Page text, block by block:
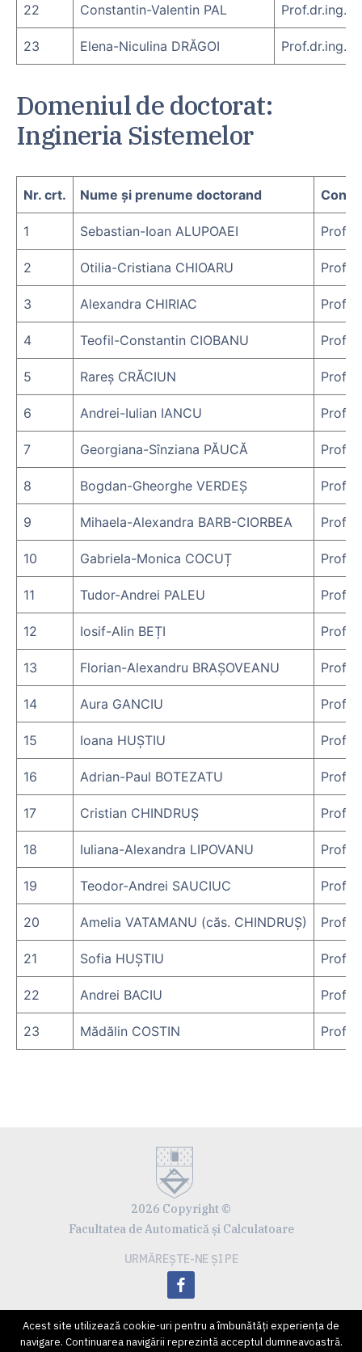
22 Constantin-Valentin PAL Prof.dr.ing.
23 Elena-Niculina DRĂGOI Prof.dr.ing.
Domeniul de doctorat:
Ingineria Sistemelor
Nr. crt. Nume și prenume doctorand
1 Sebastian-Ioan ALUPOAEI
2 Otilia-Cristiana CHIOARU
3 Alexandra CHIRIAC
4 Teofil-Constantin CIOBANU
5 Rareș CRĂCIUN
6 Andrei-Iulian IANCU
7 Georgiana-Sînziana PĂUCĂ
8 Bogdan-Gheorghe VERDEȘ
9 Mihaela-Alexandra BARB-CIORBEA
10 Gabriela-Monica COCUȚ
11 Tudor-Andrei PALEU
12 Iosif-Alin BEȚI
13 Florian-Alexandru BRAȘOVEANU
14 Aura GANCIU
15 Ioana HUȘTIU
16 Adrian-Paul BOTEZATU
17 Cristian CHINDRUȘ
18 Iuliana-Alexandra LIPOVANU
19 Teodor-Andrei SAUCIUC
20 Amelia VATAMANU (căs. CHINDRUȘ)
21 Sofia HUȘTIU
22 Andrei BACIU
23 Mădălin COSTIN
2026 Copyright ©
Facultatea de Automatică și Calculatoare
URMĂREȘTE-NE ȘI PE
facebook
Acest site utilizează cookie-uri pentru a îmbunătăți experiența de
navigare. Continuarea navigării reprezintă acceptul dumneavoastră.